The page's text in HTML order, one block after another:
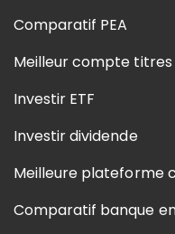
Comparatif PEA
Meilleur compte titres
Investir ETF
Investir dividende
Meilleure plateforme
Comparatif banque